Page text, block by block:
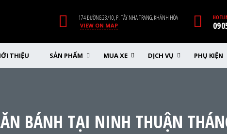
174 ĐƯỜNG 23/10, P. TÂY NHA TRANG, KHÁNH HÒA
VIEW ON MAP
THIỆU SẢN PHẨM MUA XE DỊCH VỤ PHỤ KIỆN
BÁNH TẠI NINH THUẬN